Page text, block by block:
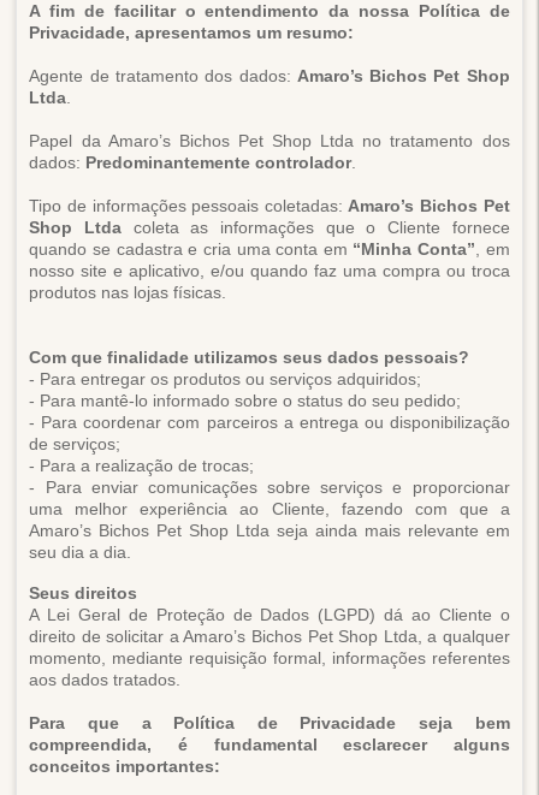
A fim de facilitar o entendimento da nossa Política de
Privacidade, apresentamos um resumo:
Agente de tratamento dos dados: Amaro’s Bichos Pet Shop
Ltda
Papel da Amaro’s Bichos Pet Shop Ltda no tratamento dos
dados: Predominantemente controlador.
Tipo de informações pessoais coletadas: Amaro’s Bichos Pet
Shop Ltda coleta as informações que o Cliente fornece
quando se cadastra e cria uma conta em “Minha Conta” , em
nosso site e aplicativo, e/ou quando faz uma compra ou troca
produtos nas lojas físicas.
Com que finalidade utilizamos seus dados pessoais?
- Para entregar os produtos ou serviços adquiridos;
- Para mantê-lo informado sobre o status do seu pedido;
- Para coordenar com parceiros a entrega ou disponibilização
de serviços;
- Para a realização de trocas;
- Para enviar comunicações sobre serviços e proporcionar
uma melhor experiência ao Cliente, fazendo com que a
Amaro’s Bichos Pet Shop Ltda seja ainda mais relevante em
seu dia a dia.
Seus direitos
A Lei Geral de Proteção de Dados (LGPD) dá ao Cliente o
direito de solicitar a Amaro’s Bichos Pet Shop Ltda, a qualquer
momento, mediante requisição formal, informações referentes
aos dados tratados.
Para que a Política de Privacidade seja bem
compreendida, é fundamental esclarecer alguns
conceitos importantes: